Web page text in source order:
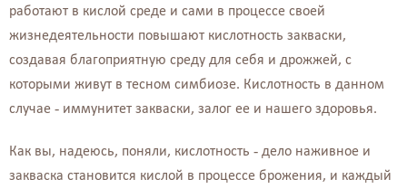
работают в кислой среде и сами в процессе своей
жизнедеятельности повышают кислотность закваски,
создавая благоприятную среду для себя и дрожжей, с
которыми живут в тесном симбиозе. Кислотность в данном
случае - иммунитет закваски, залог ее и нашего здоровья.
Как вы, надеюсь, поняли, кислотность - дело наживное и
закваска становится кислой в процессе брожения, и каждый